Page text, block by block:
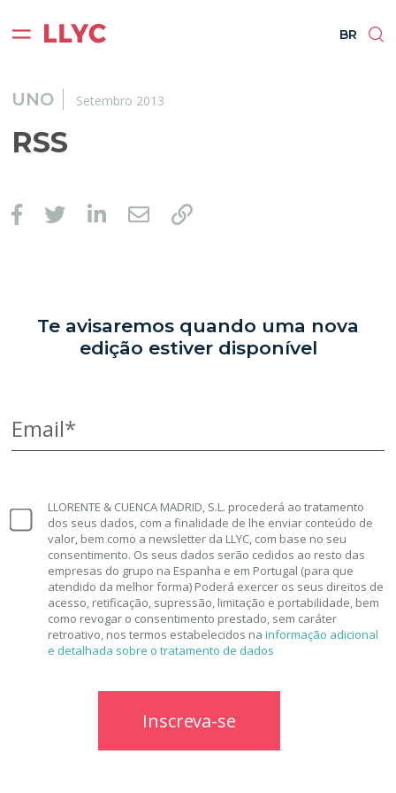
BR
PT
UNO Setembro 2013
RSS
Te avisaremos quando uma nova
edição estiver disponível
Email*
LLORENTE & CUENCA MADRID, S.L. procederá ao tratamento
dos seus dados, com a finalidade de lhe enviar conteúdo de
valor, bem como a newsletter da LLYC, com base no seu
consentimento. Os seus dados serão cedidos ao resto das
empresas do grupo na Espanha e em Portugal (para que
atendido da melhor forma) Poderá exercer os seus direitos de
acesso, retificação, supressão, limitação e portabilidade, bem
como revogar o consentimento prestado, sem caráter
retroativo, nos termos estabelecidos na informação adicional
e detalhada sobre o tratamento de dados